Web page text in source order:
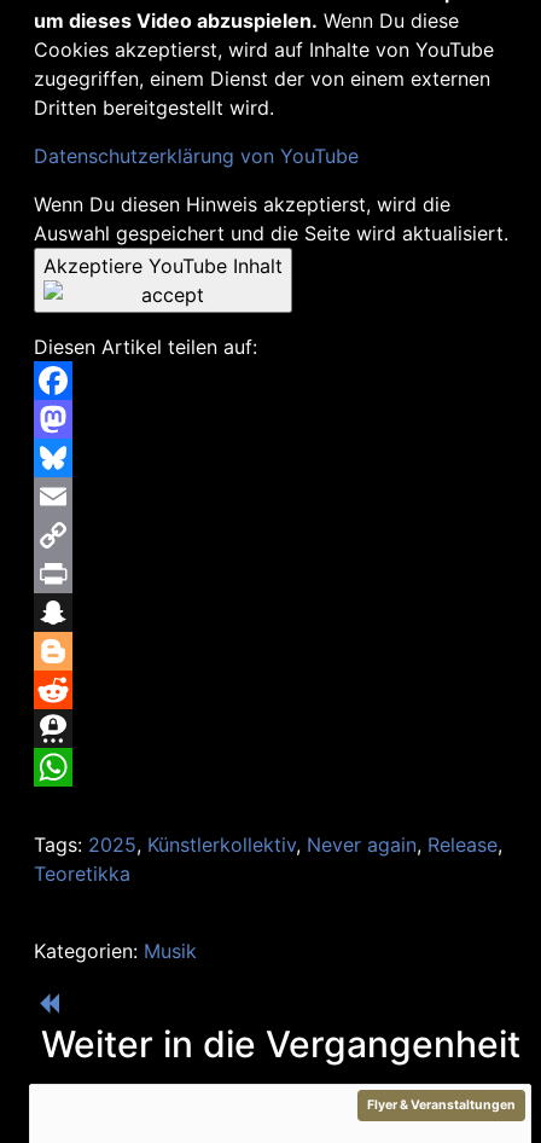
um dieses Video abzuspielen. Wenn Du diese
Cookies akzeptierst, wird auf Inhalte von YouTube
zugegriffen, einem Dienst der von einem externen
Dritten bereitgestellt wird.
Datenschutzerklärung von YouTube
Wenn Du diesen Hinweis akzeptierst, wird die
Auswahl gespeichert und die Seite wird aktualisiert.
Akzeptiere YouTube Inhalt
Diesen Artikel teilen auf:
Facebook
Mastodon
Bluesky
Email
Copy
Link
Print
Snapchat
Blogger
Reddit
Threema
Tags: 2025, Künstlerkollektiv, Never again, Release,
Teoretikka
Kategorien: Musik
Weiter in die Vergangenheit
Flyer & Veranstaltungen